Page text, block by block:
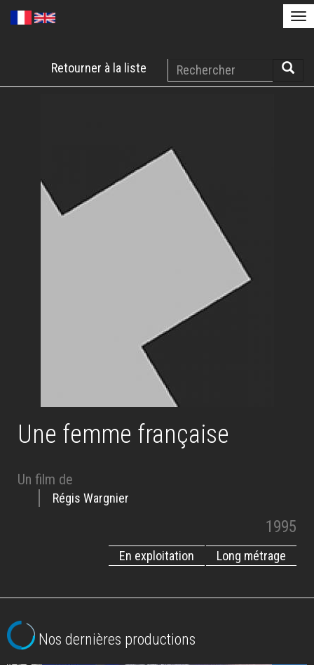
contenu
Retourner à la liste
Rechercher
Une femme française
Un film de
Régis Wargnier
1995
Long métrage
En exploitation
Nos dernières productions